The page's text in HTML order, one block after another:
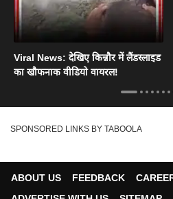
Viral News: देखिए किन्नौर में लैंडस्लाइड
का खौफनाक वीडियो वायरल!
SPONSORED LINKS BY TABOOLA
ABOUT US FEEDBACK